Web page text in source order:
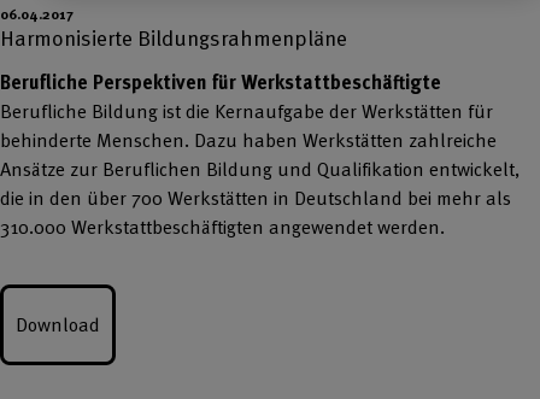
06.04.2017
Harmonisierte Bildungsrahmenpläne
Berufliche Perspektiven für Werkstattbeschäftigte
Berufliche Bildung ist die Kernaufgabe der Werkstätten für
behinderte Menschen. Dazu haben Werkstätten zahlreiche
Ansätze zur Beruflichen Bildung und Qualifikation entwickelt,
die in den über 700 Werkstätten in Deutschland bei mehr als
310.000 Werkstattbeschäftigten angewendet werden.
Download